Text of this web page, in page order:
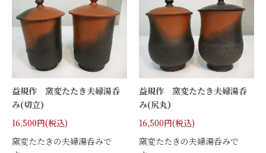
益規作 窯変たたき夫婦湯呑
み(切立)
16,500円(税込)
窯変たたきの夫婦湯呑みで
益規作 窯変たたき夫婦湯呑
み(尻丸)
16,500円(税込)
窯変たたきの夫婦湯呑みで